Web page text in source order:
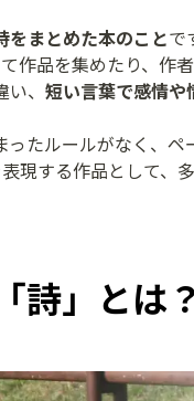
をまとめた本のことで
作品を集めたり、作
、 短い言葉で感情や
ったルールがなく、ペ
現する作品として、
詩」とは？